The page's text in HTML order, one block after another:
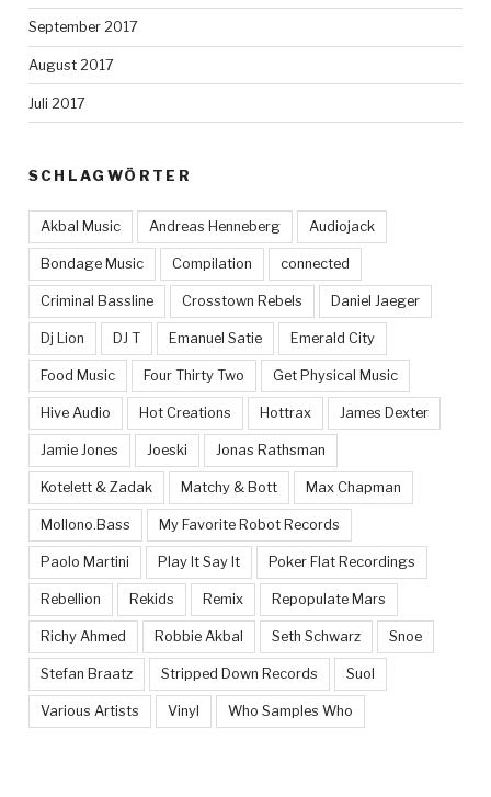
September 2017
August 2017
Juli 2017
SCHLAGWÖRTER
Akbal Music Andreas Henneberg Audiojack
Bondage Music Compilation connected
Criminal Bassline Crosstown Rebels Daniel Jaeger
Dj Lion DJ T Emanuel Satie Emerald City
Food Music Four Thirty Two Get Physical Music
Hive Audio Hot Creations Hottrax James Dexter
Jamie Jones Joeski Jonas Rathsman
Kotelett & Zadak Matchy & Bott Max Chapman
Mollono.Bass My Favorite Robot Records
Paolo Martini Play It Say It Poker Flat Recordings
Rebellion Rekids Remix Repopulate Mars
Richy Ahmed Robbie Akbal Seth Schwarz Snoe
Stefan Braatz Stripped Down Records Suol
Various Artists Vinyl Who Samples Who